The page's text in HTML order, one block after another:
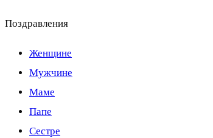
Поздравления
Женщине
Мужчине
Маме
Папе
Сестре